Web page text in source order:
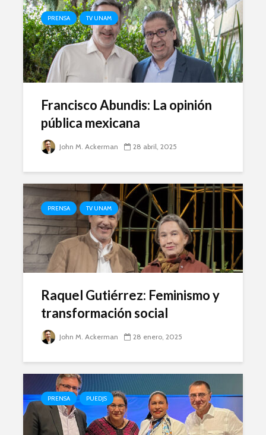
PRENSA TV UNAM
Francisco Abundis: La opinión
pública mexicana
John M. Ackerman 28 abril, 2025
PRENSA TV UNAM
Raquel Gutiérrez: Feminismo y
transformación social
John M. Ackerman 28 enero, 2025
PRENSA PUEDJS